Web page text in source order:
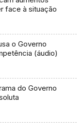
face à situação
o Governo
(áudio)
do Governo